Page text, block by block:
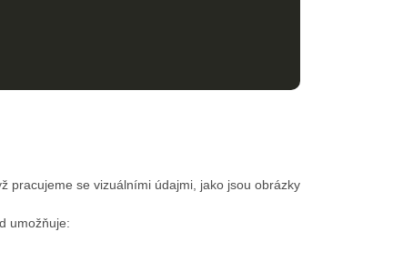
pracujeme se vizuálními údajmi, jako jsou obrázky
umožňuje: